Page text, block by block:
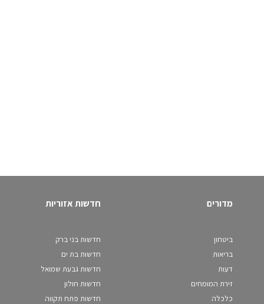
מדורים
ביטחון
בריאות
דעות
זירת המומחים
כלכלה
חדשות אזוריות
חדשות בני ברק
חדשות בת ים
חדשות גבעת שמואל
חדשות חולון
חדשות פתח תקווה